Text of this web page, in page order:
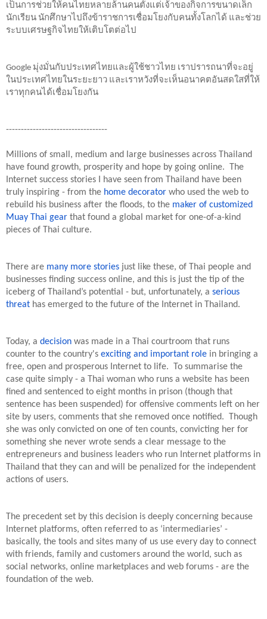
เป็นการช่วยให้คนไทยหลายล้านคนตั้งแต่เจ้าของกิจการขนาดเล็ก
นักเรียน นักศึกษาไปถึงข้าราชการเชื่อมโยงกับคนทั้งโลกได้ และช่วย
ระบบเศรษฐกิจไทยให้เติบโตต่อไป
Google มุ่งมั่นกับประเทศไทยและผู้ใช้ชาวไทย เราปรารถนาที่จะอยู่
ในประเทศไทยในระยะยาว และเราหวังที่จะเห็นอนาคตอันสดใสที่ให้
เราทุกคนได้เชื่อมโยงกัน
----------------------------------
Millions of small, medium and large businesses across Thailand
have found growth, prosperity and hope by going online.  The
Internet success stories I have seen from Thailand have been
truly inspiring - from the home decorator who used the web to
rebuild his business after the floods, to the maker of customized
Muay Thai gear that found a global market for one-of-a-kind
pieces of Thai culture.
There are many more stories just like these, of Thai people and
businesses finding success online, and this is just the tip of the
iceberg of Thailand’s potential - but, unfortunately, a serious
threat has emerged to the future of the Internet in Thailand.
Today, a decision was made in a Thai courtroom that runs
counter to the country's exciting and important role in bringing a
free, open and prosperous Internet to life.  To summarise the
case quite simply - a Thai woman who runs a website has been
fined and sentenced to eight months in prison (though that
sentence has been suspended) for offensive comments left on her
site by users, comments that she removed once notified.  Though
she was only convicted on one of ten counts, convicting her for
something she never wrote sends a clear message to the
entrepreneurs and business leaders who run Internet platforms in
Thailand that they can and will be penalized for the independent
actions of users.
The precedent set by this decision is deeply concerning because
Internet platforms, often referred to as ‘intermediaries’ -
basically, the tools and sites many of us use every day to connect
with friends, family and customers around the world, such as
social networks, online marketplaces and web forums - are the
foundation of the web.